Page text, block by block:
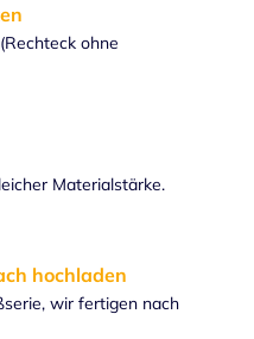
ohne
Materialstärke.
hochladen
wir fertigen nach